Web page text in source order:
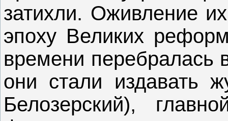
затихли. Оживление
эпоху Великих
времени перебралась
они стали издавать
Белозерский),